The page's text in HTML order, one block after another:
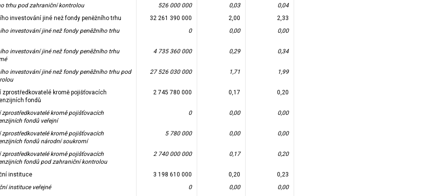
trhu pod zahraniční kontrolou 526 000 000 0,03
0,04
investování jiné než fondy peněžního trhu 32 261 390 000 2,00
2,33
investování jiné než fondy peněžního trhu
0 0,00 0,00
investování jiné než fondy peněžního trhu
4 735 360 000 0,29 0,34
investování jiné než fondy peněžního trhu pod
27 526 030 000 1,71 1,99
zprostředkovatelé kromě pojišťovacích
fondů
2 745 780 000 0,17 0,20
kromě pojišťovacích
fondů veřejní
0 0,00 0,00
kromě pojišťovacích
fondů národní soukromí
5 780 000 0,00 0,00
kromě pojišťovacích
fondů pod zahraniční kontrolou
2 740 000 000 0,17 0,20
instituce 3 198 610 000 0,20
0,23
instituce veřejné 0 0,00
0,00